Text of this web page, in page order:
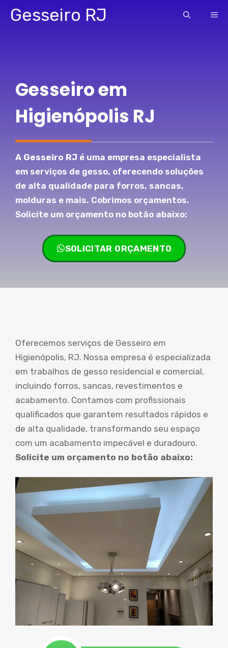
Pular
paraGesseiro RJ
Gesseiro em
Higienópolis RJ
A Gesseiro RJ é uma empresa especialista
em serviços de gesso, oferecendo soluções
de alta qualidade para forros, sancas,
molduras e mais. Cobrimos orçamentos.
Solicite um orçamento no botão abaixo:
SOLICITAR ORÇAMENTO
Oferecemos serviços de Gesseiro em
Higienópolis, RJ. Nossa empresa é especializada
em trabalhos de gesso residencial e comercial,
incluindo forros, sancas, revestimentos e
acabamento. Contamos com profissionais
qualificados que garantem resultados rápidos e
de alta qualidade, transformando seu espaço
com um acabamento impecável e duradouro.
Solicite um orçamento no botão abaixo: